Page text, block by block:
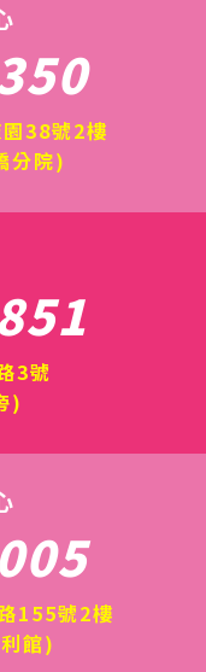
38號2樓
分院)
3號
)
155號2樓
館)